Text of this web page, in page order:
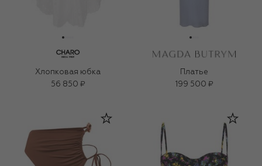
Хлопковая юбка
56 850 ₽
Платье
199 500 ₽